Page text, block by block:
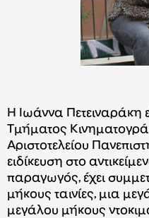
H Iωάννα Πετειναράκη
Τμήματος
Αριστοτελείου
ειδίκευση στο
παραγωγός, έχει
μήκους ταινίες, μια
μεγάλου μήκους